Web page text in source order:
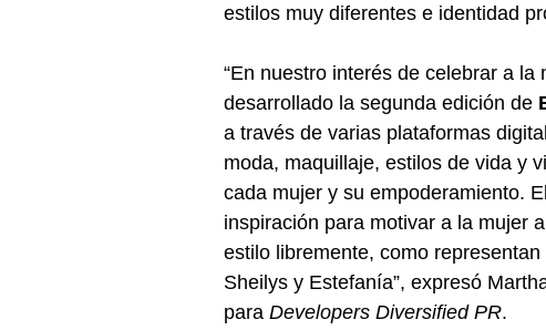
estilos muy diferentes e identidad
“En nuestro interés de celebrar a
desarrollado la segunda edición de
a través de varias plataformas
moda, maquillaje, estilos de vida y
cada mujer y su empoderamiento.
inspiración para motivar a la mujer
estilo libremente, como
Sheilys y Estefanía”, expresó
para Developers Diversified PR.